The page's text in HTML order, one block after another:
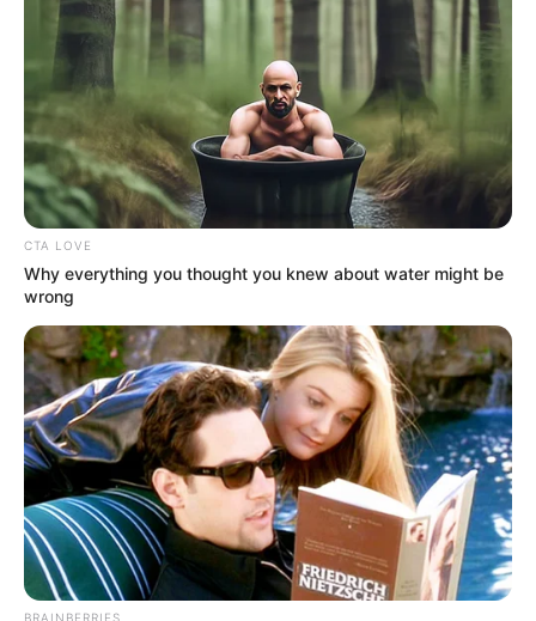
CTA LOVE
Why everything you thought you knew about water might be
wrong
BRAINBERRIES